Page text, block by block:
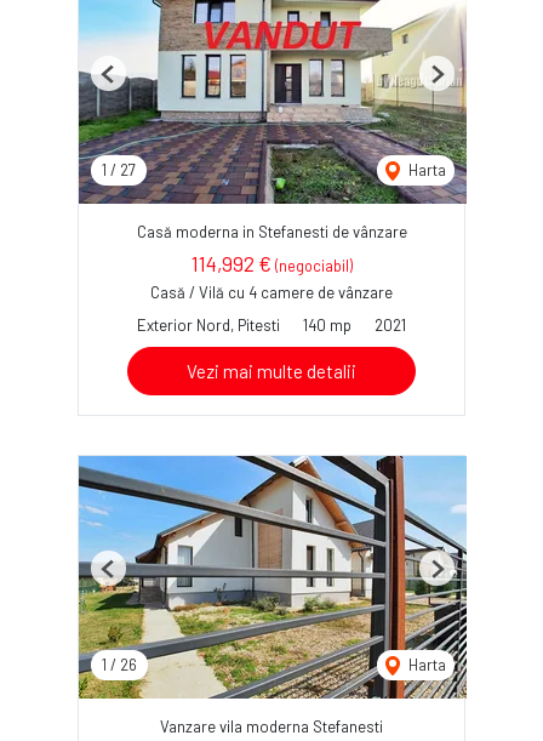
1 / 27 Harta
Previous Next
Casă moderna in Stefanesti de vânzare
114,992 € (negociabil)
Casă / Vilă cu 4 camere de vânzare
Exterior Nord, Pitesti
140 mp 2021
Vezi mai multe detalii
1 / 26 Harta
Previous Next
Vanzare vila moderna Stefanesti